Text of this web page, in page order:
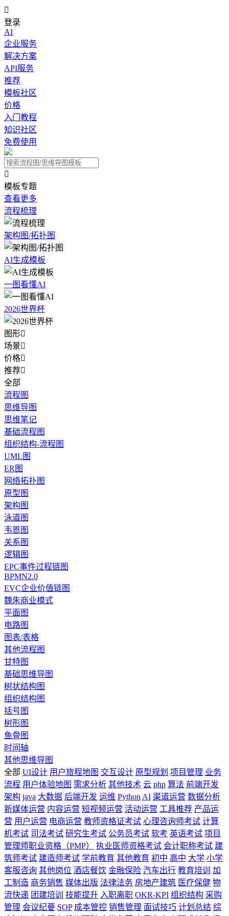

登录
AI
企业服务
解决方案
API服务
推荐
模板社区
价格
入门教程
知识社区
免费使用

模板专题
查看更多
流程梳理
架构图/拓扑图
AI生成模板
一图看懂AI
2026世界杯
图形
场景
价格
推荐
全部
流程图
思维导图
思维笔记
基础流程图
组织结构-流程图
UML图
ER图
网络拓扑图
原型图
架构图
泳道图
韦恩图
关系图
逻辑图
EPC事件过程链图
BPMN2.0
EVC企业价值链图
魏朱商业模式
平面图
电路图
图表/表格
其他流程图
甘特图
基础思维导图
树状结构图
组织结构图
括号图
树形图
鱼骨图
时间轴
其他思维导图
全部 UI设计 用户旅程地图 交互设计 原型规划 项目管理 业务
流程 用户体验地图 需求分析 其他技术 云 php 算法 前端开发
架构 java 大数据 后端开发 运维 Python AI 渠道运营 数据分析
新媒体运营 内容运营 短视频运营 活动运营 工具推荐 产品运
营 用户运营 电商运营 教师资格证考试 心理咨询师考试 计算
机考试 司法考试 研究生考试 公务员考试 软考 英语考试 项目
管理师职业资格（PMP）
执业医师资格考试 会计职称考试 建
筑师考试 建造师考试 学前教育 其他教育 初中 高中 大学 小学
客服咨询 其他岗位 酒店餐饮 金融保险 汽车出行 教育培训
加
工制造 商务销售 媒体出版 法律法务 房地产建筑 医疗保健 物
流快递 团建培训 技能提升 入职离职 OKR-KPI 组织结构 采购
管理 会议纪要 SOP 成本管控 销售管理 面试技巧 计划总结 综